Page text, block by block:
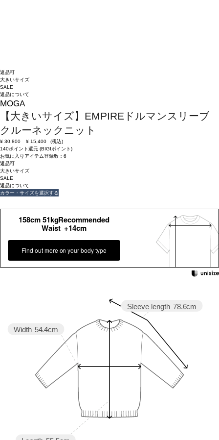
返品可
大きいサイズ
SALE
返品について
MOGA
【大きいサイズ】EMPIREドルマンスリーブ
クルーネックニット
¥ 30,800 ¥ 15,400
(税込)
140ポイント還元 (BIGIポイント)
お気に入りアイテム登録数： 6
返品可
大きいサイズ
SALE
返品について
カラー・サイズを選択する
158cm 51kgRecommended
Waist +14cm
Find out more on your body type
Sleeve length 78.6cm
Width 54.4cm